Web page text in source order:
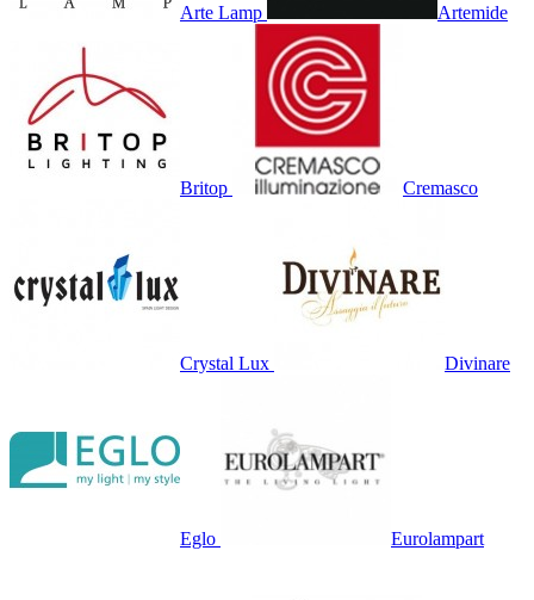
Arte Lamp Artemide
Britop Cremasco
Crystal Lux Divinare
Eglo Eurolampart